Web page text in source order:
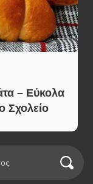
– Εύκολα
Σχολείο